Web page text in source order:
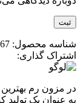
شناسه محصول:
اشتراک گذاری:
در مزون رم بهترین
به عنوان یک تولید